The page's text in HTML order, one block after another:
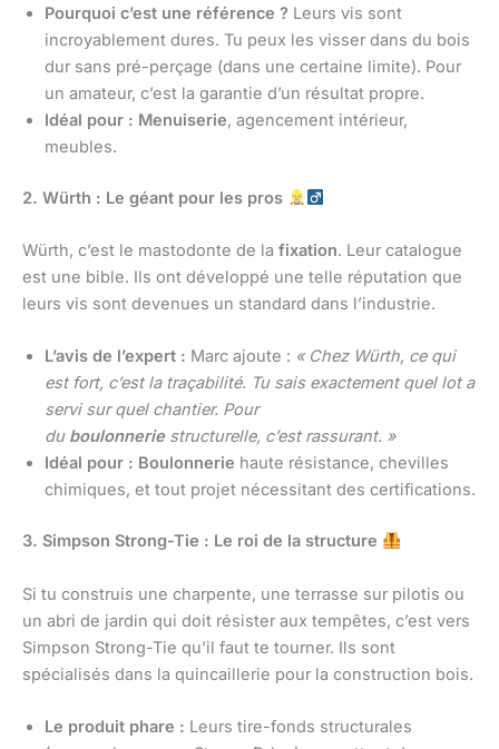
Pourquoi c’est une référence ? Leurs vis sont
incroyablement dures. Tu peux les visser dans du bois
dur sans pré-perçage (dans une certaine limite). Pour
un amateur, c’est la garantie d’un résultat propre.
Idéal pour : Menuiserie, agencement intérieur,
meubles.
2. Würth : Le géant pour les pros
Würth, c’est le mastodonte de la fixation. Leur catalogue
est une bible. Ils ont développé une telle réputation que
leurs vis sont devenues un standard dans l’industrie.
L’avis de l’expert : Marc ajoute : « Chez Würth, ce qui
est fort, c’est la traçabilité. Tu sais exactement quel lot a
servi sur quel chantier. Pour
du boulonneriestructurelle, c’est rassurant. »
Idéal pour : Boulonnerie haute résistance, chevilles
chimiques, et tout projet nécessitant des certifications.
3. Simpson Strong-Tie : Le roi de la structure
Si tu construis une charpente, une terrasse sur pilotis ou
un abri de jardin qui doit résister aux tempêtes, c’est vers
Simpson Strong-Tie qu’il faut te tourner. Ils sont
spécialisés dans la quincaillerie pour la construction bois.
Le produit phare : Leurs tire-fonds structurales